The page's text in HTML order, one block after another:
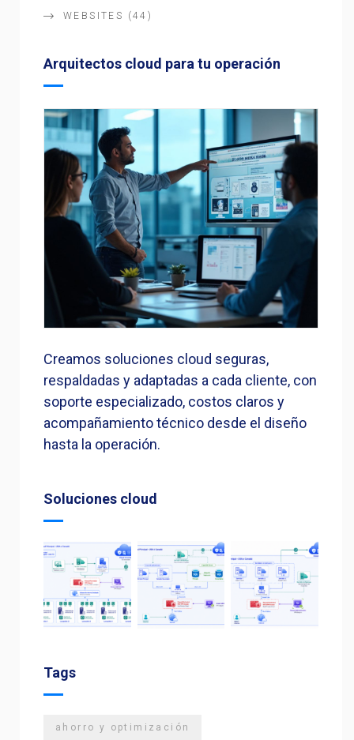
WEBSITES (44)
Arquitectos cloud para tu operación
Creamos soluciones cloud seguras,
respaldadas y adaptadas a cada cliente, con
soporte especializado, costos claros y
acompañamiento técnico desde el diseño
hasta la operación.
Soluciones cloud
Tags
ahorro y optimización